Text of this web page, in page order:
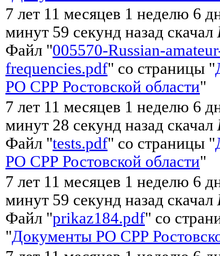
7 лет 11 месяцев 1 неделю 6
минут 59 секунд назад скачал
Файл "005570-Russian-
frequencies.pdf" со страницы "
РО СРР Ростовской области"
7 лет 11 месяцев 1 неделю 6
минут 28 секунд назад скачал
Файл "tests.pdf" со страницы "
РО СРР Ростовской области"
7 лет 11 месяцев 1 неделю 6
минут 59 секунд назад скачал
Файл "prikaz184.pdf" со
"Документы РО СРР